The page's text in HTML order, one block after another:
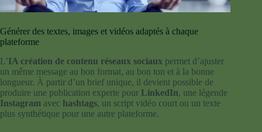
Générer des textes, images et vidéos adaptés à chaque
plateforme
L’IA création de contenu réseaux sociaux permet d’ajuster
un même message au bon format, au bon ton et à la bonne
longueur. À partir d’un brief unique, il devient possible de
produire une publication experte pour LinkedIn, une légende
Instagram avec hashtags, un script vidéo court ou un texte
plus synthétique pour une autre plateforme.